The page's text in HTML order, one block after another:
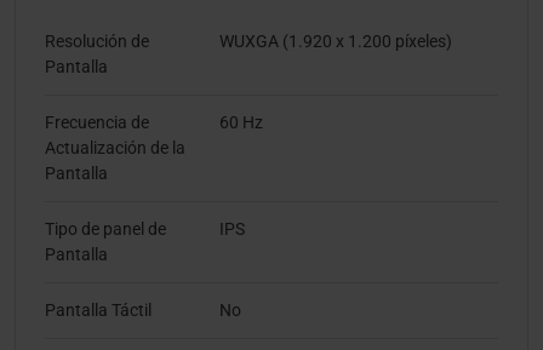
Resolución de
Pantalla
WUXGA (1.920 x 1.200 píxeles)
Frecuencia de
Actualización de la
Pantalla
60 Hz
Tipo de panel de
Pantalla
IPS
Pantalla Táctil No